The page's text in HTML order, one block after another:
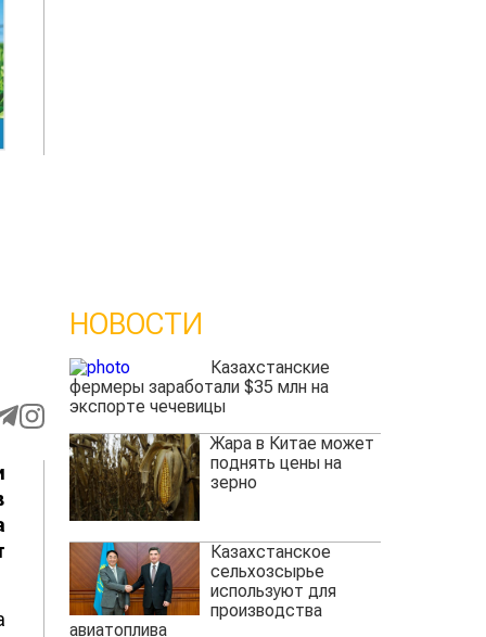
НОВОСТИ
Казахстанские
фермеры заработали $35 млн на
экспорте чечевицы
Жара в Китае может
поднять цены на
зерно
Казахстанское
сельхозсырье
используют для
производства
авиатоплива